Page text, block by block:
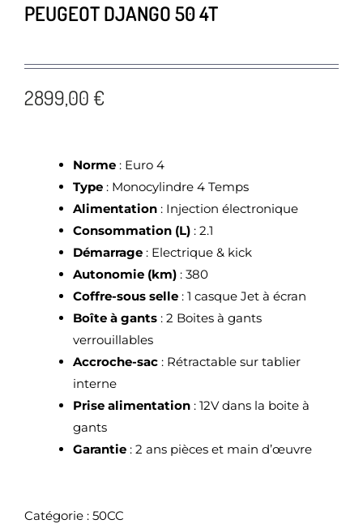
PEUGEOT DJANGO 50 4T
2899,00 €
Norme : Euro 4
Type : Monocylindre 4 Temps
Alimentation : Injection électronique
Consommation (L) : 2.1
Démarrage : Electrique & kick
Autonomie (km) : 380
Coffre-sous selle : 1 casque Jet à écran
Boîte à gants : 2 Boites à gants
verrouillables
Accroche-sac : Rétractable sur tablier
interne
Prise alimentation : 12V dans la boite à
gants
Garantie : 2 ans pièces et main d’œuvre
Catégorie : 50CC